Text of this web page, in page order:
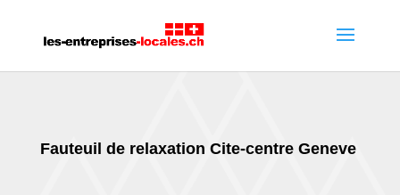
Fauteuil de relaxation Cite-centre Geneve